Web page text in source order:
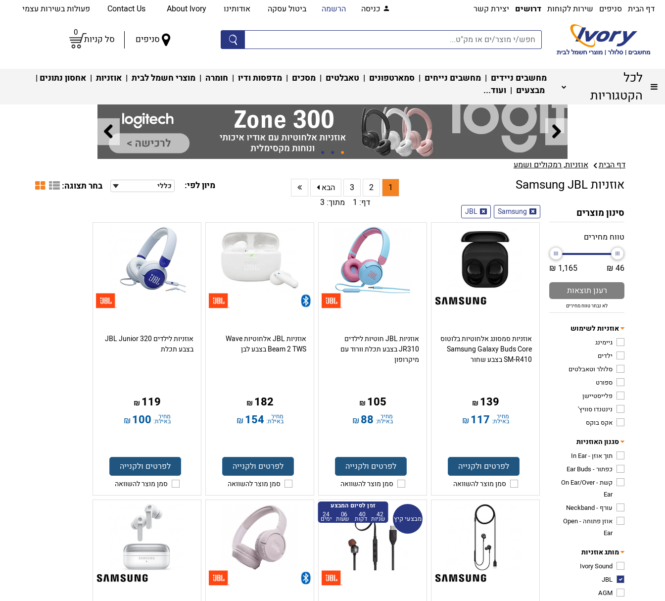
דף הבית סניפים שירות לקוחות דרושים יצירת קשר כניסה הרשמה ביטול עסקה אודותינו About Ivory פעולות בשירות עצמי
סניפים סל קניות
0
לכל
הקטגוריות
מחשבים ניידים | מחשבים נייחים | סמארטפונים | טאבלטים | מסכים | מדפסות ודיו | חומרה | מוצרי חשמל לבית | אוזניות | אחסון נתונים |
מבצעים | ועוד...
דף הבית אוזניות, רמקולים ושמע
אוזניות Samsung JBL 1
2
3
הבא
דף: 1 מתוך: 3
מיון לפי: כללי בחר תצוגה:
סינון מוצרים
טווח מחירים
46 ₪
1,165 ₪
רענן תוצאות
לא נבחר טווח מחירים
אוזניות לשימוש
גיימינג
ילדים
סלולר וטאבלטים
ספורט
פלייסטיישן
נינטנדו סוויץ'
אקס בוקס
סגנון האוזניות
תוך אוזן - In Ear
כפתור - Ear Buds
קשת - On Ear/Over
Ear
עורף - Neckband
אוזן פתוחה - Open
Ear
מותג אוזניות
Ivory Sound
JBL
AGM
Samsung
JBL
אוזניות סמסונג אלחוטיות בלוטוס
Samsung Galaxy Buds Core
SM-R410 בצבע שחור
139
₪
מחיר
באילת: 117
₪
לפרטים ולקנייה
סמן מוצר להשוואה
אוזניות JBL חוטיות לילדים
JR310 בצבע תכלת וורוד עם
מיקרופון
105
₪
מחיר
באילת: 88
₪
לפרטים ולקנייה
סמן מוצר להשוואה
אוזניות JBL אלחוטיות Wave
Beam 2 TWS בצבע לבן
182
₪
מחיר
באילת: 154
₪
לפרטים ולקנייה
סמן מוצר להשוואה
אוזניות לילדים JBL Junior 320
בצבע תכלת
119
₪
מחיר
באילת: 100
₪
לפרטים ולקנייה
סמן מוצר להשוואה
זמן לסיום המבצע
41
שניות 40
דקות 06
שעות 24
ימים מבצעי קיץ